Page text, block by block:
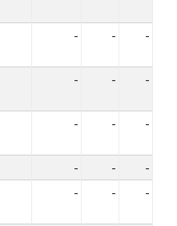
- - -
- - -
- - -
- -
-
- - -